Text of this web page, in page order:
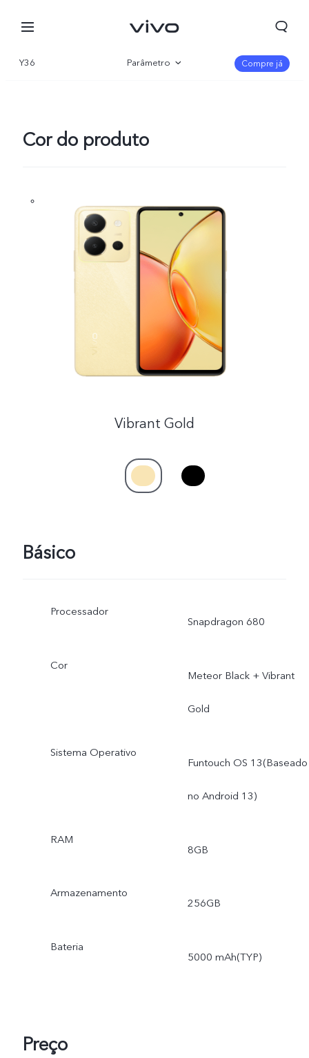
Portugal | Selecionar país/região
Y36 Parâmetro Compre já
Cor do produto
Vibrant Gold
Básico
Processador
Snapdragon 680
Cor
Meteor Black + Vibrant
Gold
Sistema Operativo
Funtouch OS 13(Baseado
no Android 13)
RAM
8GB
Armazenamento
256GB
Bateria
5000 mAh(TYP)
Preço